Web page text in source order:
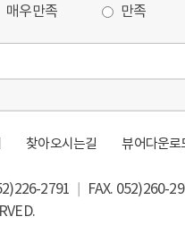
매우만족 만족
찾아오시는길 뷰어다운로
2791 │ FAX. 052)260-